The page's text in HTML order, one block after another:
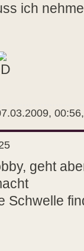
ich
geht
Schwelle